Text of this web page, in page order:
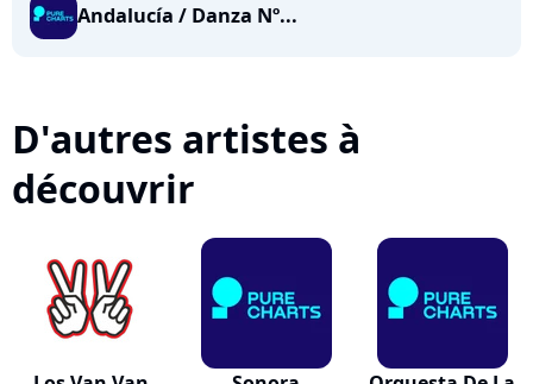
Andalucía / Danza Nº...
D'autres artistes à
découvrir